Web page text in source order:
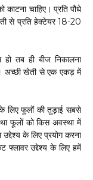
चाहिए। प्रति पौधे
से प्रति हेक्टेयर 18-20
तब ही बीज निकालना
अच्छी खेती से एक एकड़ में
लिए फूलों की तुड़ाई सबसे
फूलों को किस अवस्था में
के लिए प्रयोग करना
उद्देश्य के लिए हमें